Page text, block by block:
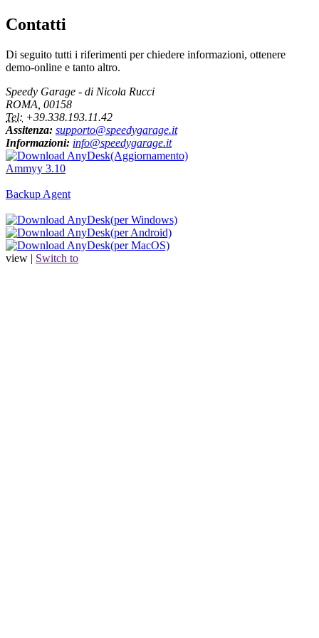
Contatti
Di seguito tutti i riferimenti per chiedere informazioni, ottenere
demo-online e tanto altro.
Speedy Garage - di Nicola Rucci
ROMA, 00158
Tel: +39.338.193.11.42
Assitenza: supporto@speedygarage.it
Informazioni: info@speedygarage.it
(Aggiornamento)
Ammyy 3.10
Backup Agent
(per Windows)
(per Android)
(per MacOS)
view | Switch to